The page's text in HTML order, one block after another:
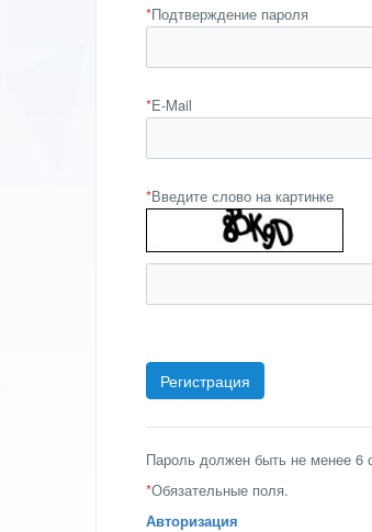
*Подтверждение пароля
*E-Mail
*Введите слово на картинке
Пароль должен быть не менее 6
*Обязательные поля.
Авторизация